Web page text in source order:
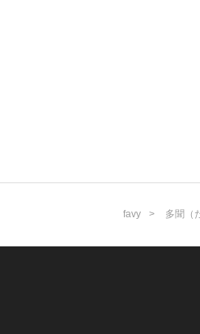
favy 多聞（